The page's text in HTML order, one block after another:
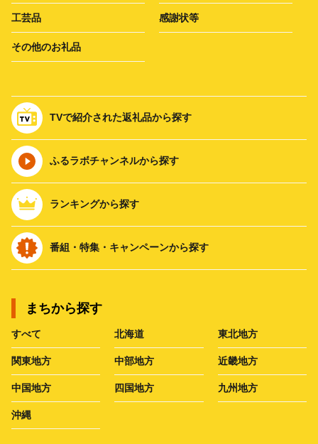
工芸品 感謝状等
その他のお礼品
TVで紹介された返礼品から探す
ふるラボチャンネルから探す
ランキングから探す
番組・特集・キャンペーンから探す
まちから探す
すべて 北海道 東北地方
関東地方 中部地方 近畿地方
中国地方 四国地方 九州地方
沖縄